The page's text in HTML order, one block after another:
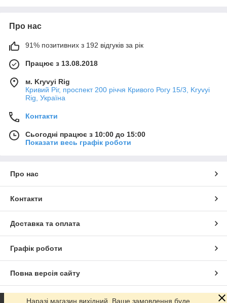
Про нас
91% позитивних з 192 відгуків за рік
Працює з 13.08.2018
м. Kryvyi Rig
Кривий Ріг, проспект 200 річчя Кривого Рогу 15/3, Kryvyi
Rig, Україна
Контакти
Сьогодні працює з 10:00 до 15:00
Показати весь графік роботи
Про нас
Контакти
Доставка та оплата
Графік роботи
Повна версія сайту
Сайт створено на маркетплейсі
Наразі магазин вихідний, Ваше замовлення буде